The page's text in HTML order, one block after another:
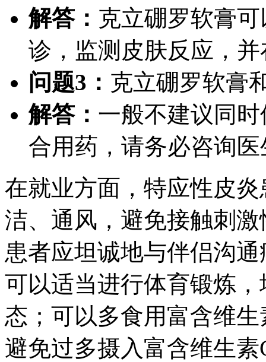
解答： 克立硼罗软膏
诊，监测皮肤反应，
问题3： 克立硼罗软膏
解答： 一般不建议同
合用药，请务必咨询医
在就业方面，特应性皮
洁、通风，避免接触刺
患者应坦诚地与伴侣沟
可以适当进行体育锻炼
态；可以多食用富含维
避免过多摄入富含维生